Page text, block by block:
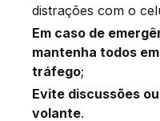
distrações com o
Em caso de
mantenha todos
tráfego;
Evite discussões
volante.